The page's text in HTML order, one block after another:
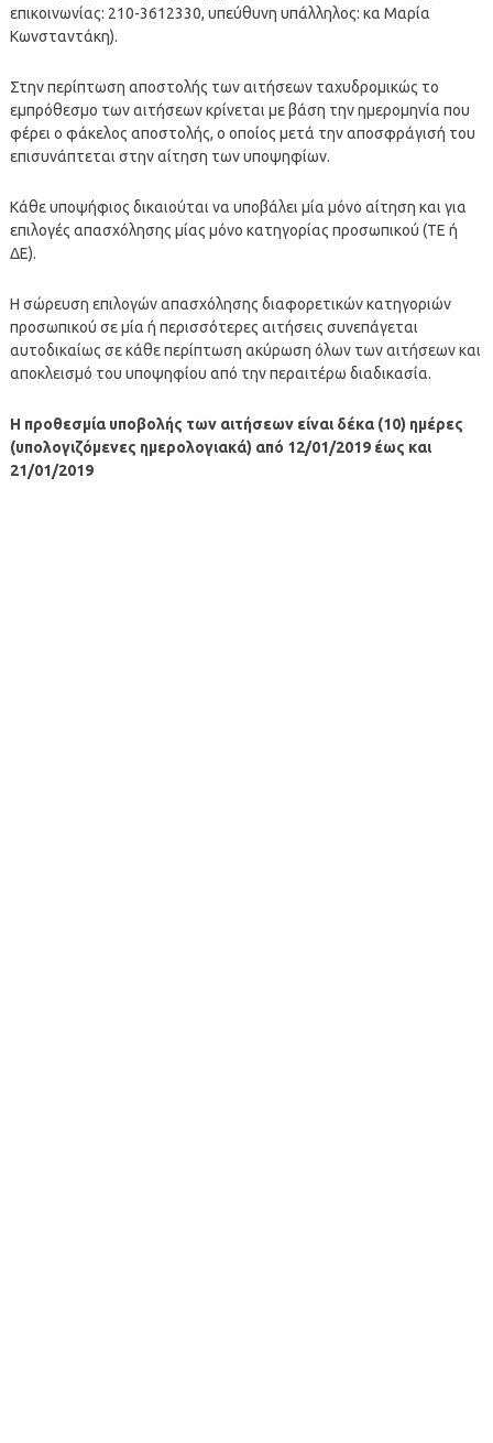
επικοινωνίας: 210-3612330, υπεύθυνη υπάλληλος: κα Μαρία
Κωνσταντάκη).
Στην περίπτωση αποστολής των αιτήσεων ταχυδρομικώς το
εμπρόθεσμο των αιτήσεων κρίνεται με βάση την ημερομηνία που
φέρει ο φάκελος αποστολής, ο οποίος μετά την αποσφράγισή του
επισυνάπτεται στην αίτηση των υποψηφίων.
Κάθε υποψήφιος δικαιούται να υποβάλει μία μόνο αίτηση και για
επιλογές απασχόλησης μίας μόνο κατηγορίας προσωπικού (ΤΕ ή
ΔΕ).
Η σώρευση επιλογών απασχόλησης διαφορετικών κατηγοριών
προσωπικού σε μία ή περισσότερες αιτήσεις συνεπάγεται
αυτοδικαίως σε κάθε περίπτωση ακύρωση όλων των αιτήσεων και
αποκλεισμό του υποψηφίου από την περαιτέρω διαδικασία.
Η προθεσμία υποβολής των αιτήσεων είναι δέκα (10) ημέρες
(υπολογιζόμενες ημερολογιακά) από 12/01/2019 έως και
21/01/2019